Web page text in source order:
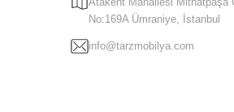
hedeflemektedir. Her aşamada sizi
No:169A Ümraniye, İstanbul
info@tarzmobilya.com